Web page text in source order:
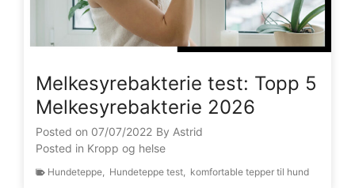
Melkesyrebakterie test: Topp 5
Melkesyrebakterie 2026
Posted on 07/07/2022 By Astrid
Posted in Kropp og helse
Hundeteppe Hundeteppe test komfortable tepper til hund